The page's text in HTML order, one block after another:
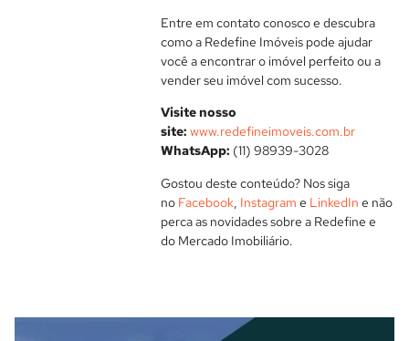
Entre em contato conosco e descubra
como a Redefine Imóveis pode ajudar
você a encontrar o imóvel perfeito ou a
vender seu imóvel com sucesso.
Visite nosso
site: www.redefineimoveis.com.br
WhatsApp: (11) 98939-3028
Gostou deste conteúdo? Nos siga
no Facebook, Instagram e LinkedIn e não
perca as novidades sobre a Redefine e
do Mercado Imobiliário.